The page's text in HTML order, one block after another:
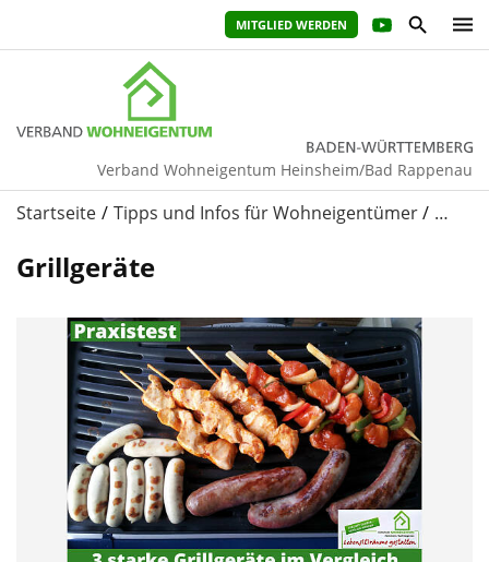
MITGLIED WERDEN
Verband Wohneigentum Heinsheim/Bad Rappenau
Startseite Tipps und Infos für Wohneigentümer …
Grillgeräte